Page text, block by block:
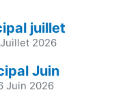
juillet
Juillet 2026
Juin
Juin 2026